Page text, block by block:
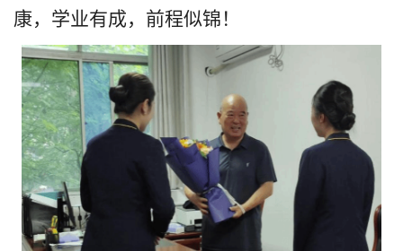
康，学业有成，前程似锦！